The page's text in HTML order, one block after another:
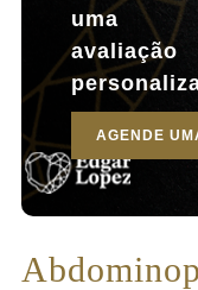
uma
avaliação
AGENDE